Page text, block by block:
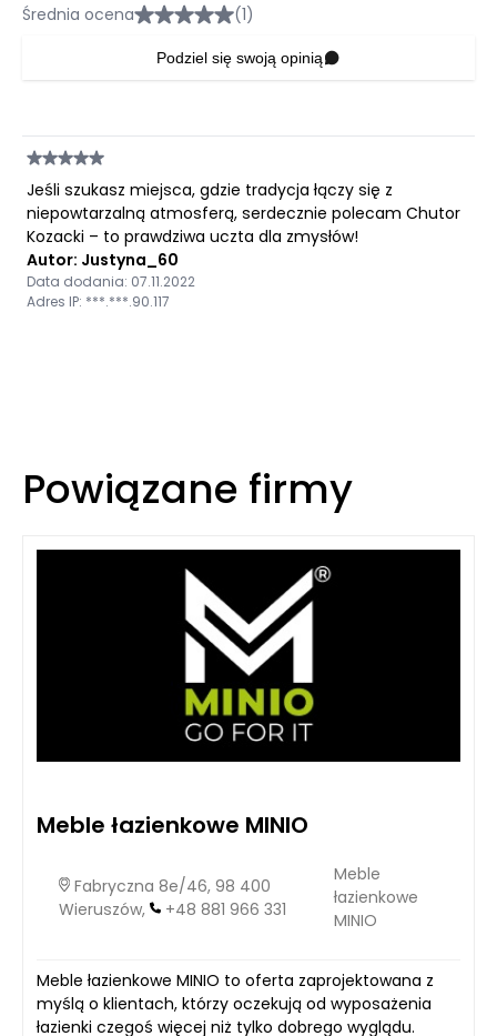
Średnia ocena (1)
Podziel się swoją opinią
Jeśli szukasz miejsca, gdzie tradycja łączy się z
niepowtarzalną atmosferą, serdecznie polecam Chutor
Kozacki – to prawdziwa uczta dla zmysłów!
Autor: Justyna_60
Data dodania: 07.11.2022
Adres IP: ***.***.90.117
Powiązane firmy
Meble łazienkowe MINIO
Fabryczna 8e/46, 98 400
Wieruszów,
+48 881 966 331
Meble
łazienkowe
MINIO
Meble łazienkowe MINIO to oferta zaprojektowana z
myślą o klientach, którzy oczekują od wyposażenia
łazienki czegoś więcej niż tylko dobrego wyglądu.